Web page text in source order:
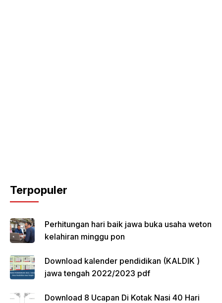
Terpopuler
Perhitungan hari baik jawa buka usaha weton
kelahiran minggu pon
Download kalender pendidikan (KALDIK )
jawa tengah 2022/2023 pdf
Download 8 Ucapan Di Kotak Nasi 40 Hari